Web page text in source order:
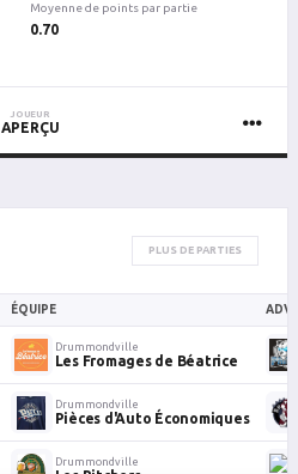
Moyenne de points par partie
0.70
JOUEUR
APERÇU
PLUS DE PARTIES
ÉQUIPE
Drummondville
Les Fromages de Béatrice
Drummondville
Pièces d'Auto Économiques
Drummondville